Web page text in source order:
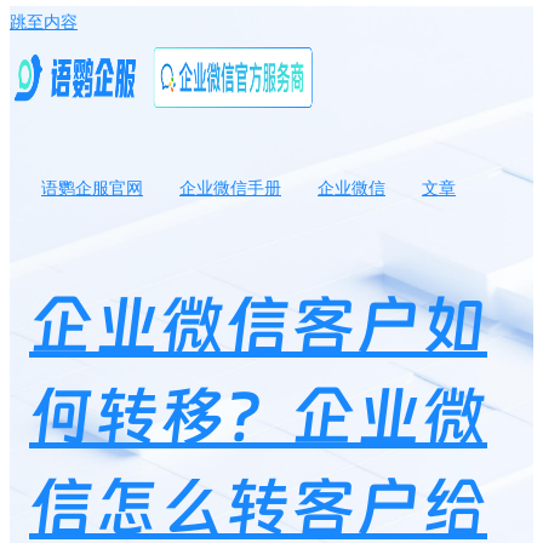
跳至内容
语鹦企服官网 企业微信手册 企业微信
文章
企业微信客户如
何转移？企业微
信怎么转客户给